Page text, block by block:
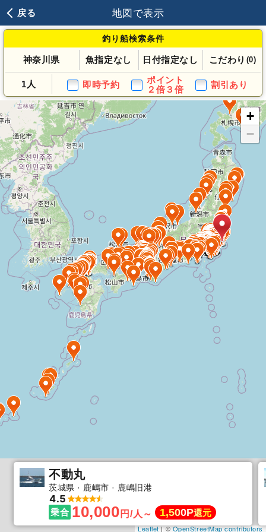
戻る 地図で表示
釣り船検索条件
神奈川県 魚指定なし 日付指定なし こだわり (0)
1人 即時予約
ポイント
２倍３倍
割引あり
+
−
Leaflet| ©OpenStreetMap contributors
不動丸
茨城県 鹿嶋市 鹿嶋旧港
4.5
乗合 10,000 円/人～ 1,500P還元